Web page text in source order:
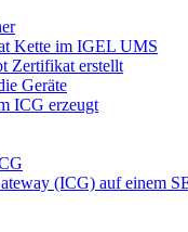
Kette im IGEL UMS
Zertifikat erstellt
Geräte
ICG erzeugt
(ICG) auf einem